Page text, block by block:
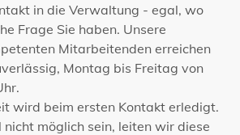
in die Verwaltung - egal, wo
Frage Sie haben. Unsere
Mitarbeitenden erreichen
Montag bis Freitag von
wird beim ersten Kontakt erledigt.
nicht möglich sein, leiten wir diese